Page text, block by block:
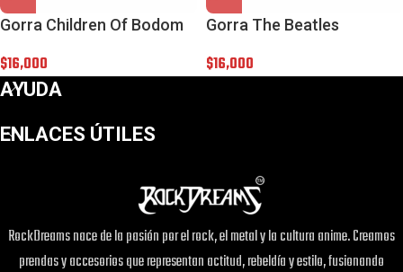
Gorra Children Of Bodom
$16,000
Gorra The Beatles
$16,000
AYUDA
ENLACES ÚTILES
RockDreams nace de la pasión por el rock, el metal y la cultura anime. Creamos
prendas y accesorios que representan actitud, rebeldía y estilo, fusionando